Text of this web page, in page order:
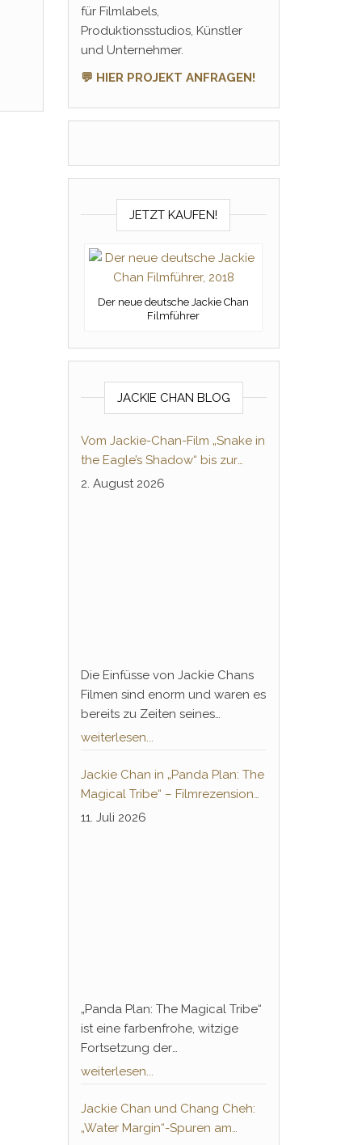
für Filmlabels,
Produktionsstudios, Künstler
und Unternehmer.
💬 HIER PROJEKT ANFRAGEN!
JETZT KAUFEN!
Der neue deutsche Jackie Chan
Filmführer
JACKIE CHAN BLOG
Vom Jackie-Chan-Film „Snake in
the Eagle’s Shadow“ bis zur
Animeserie „Dragon Ball“:
2. August 2026
Die Einfüsse von Jackie Chans
Filmen sind enorm und waren es
bereits zu Zeiten seines
Durchbruchs 1978. „Die
Adlers“ und „Sie nannten ihn
Knochenbrecher“ ebneten nicht
nur die Jahrzehnte andauernde
weiterlesen...
Jackie Chan in „Panda Plan: The
Magical Tribe“ – Filmrezension
zur deutschsprachigen
11. Juli 2026
„Panda Plan: The Magical Tribe“
ist eine farbenfrohe, witzige
Fortsetzung der
Familienkomödie von 2024 und
wortwörtlich auf Sidequests
seiner Karriere, in denen er sich
weiterlesen...
Jackie Chan und Chang Cheh:
„Water Margin“-Spuren am